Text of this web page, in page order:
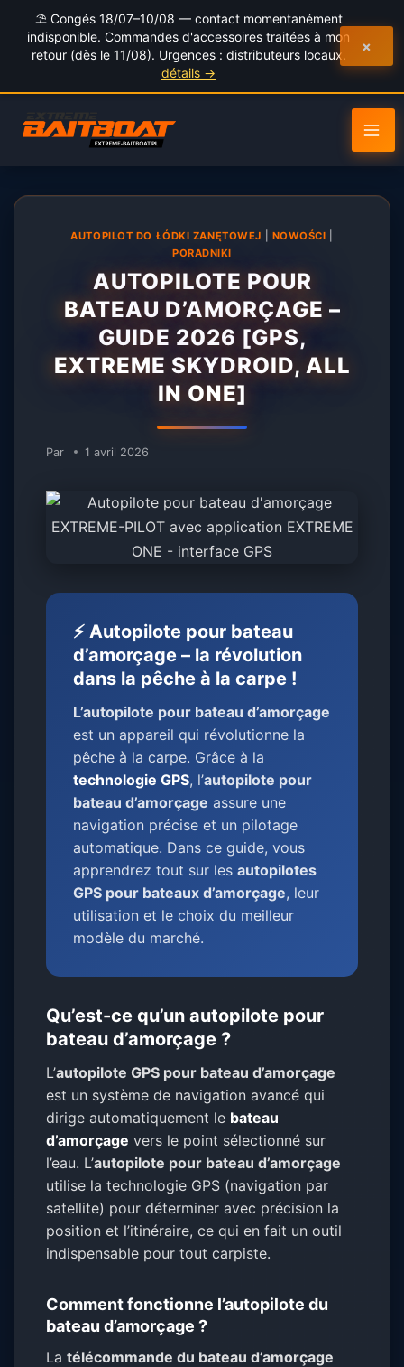
⛱️ Congés 18/07–10/08 — contact momentanément
indisponible. Commandes d'accessoires traitées à mon
retour (dès le 11/08). Urgences : distributeurs locaux.
détails →
×
contenu
AUTOPILOT DO ŁÓDKI ZANĘTOWEJ NOWOŚCI
PORADNIKI
AUTOPILOTE POUR
BATEAU D’AMORÇAGE –
GUIDE 2026 [GPS,
EXTREME SKYDROID, ALL
IN ONE]
Par 1 avril 2026
⚡ Autopilote pour bateau
d’amorçage – la révolution
dans la pêche à la carpe !
L’autopilote pour bateau d’amorçage
est un appareil qui révolutionne la
pêche à la carpe. Grâce à la
technologie GPS, l’autopilote pour
bateau d’amorçage assure une
navigation précise et un pilotage
automatique. Dans ce guide, vous
apprendrez tout sur lesautopilotes
GPS pour bateaux d’amorçage, leur
utilisation et le choix du meilleur
modèle du marché.
Qu’est-ce qu’un autopilote pour
bateau d’amorçage ?
L’autopilote GPS pour bateau d’amorçage
est un système de navigation avancé qui
dirige automatiquement le bateau
d’amorçage vers le point sélectionné sur
l’eau. L’autopilote pour bateau d’amorçage
utilise la technologie GPS (navigation par
satellite) pour déterminer avec précision la
position et l’itinéraire, ce qui en fait un outil
indispensable pour tout carpiste.
Comment fonctionne l’autopilote du
bateau d’amorçage ?
Latélécommande du bateau d’amorçage